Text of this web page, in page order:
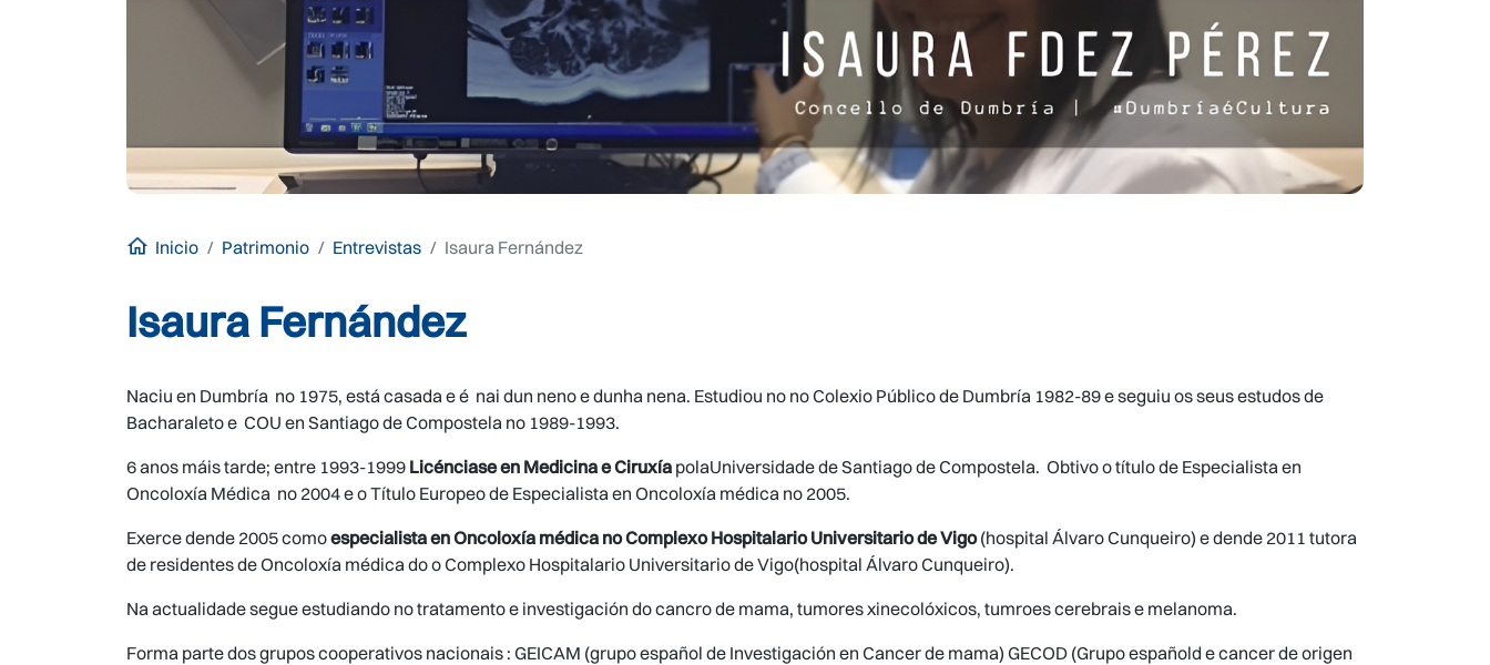
Inicio Patrimonio Entrevistas Isaura Fernández
Isaura Fernández
Naciu en Dumbría no 1975, está casada e é nai dun neno e dunha nena. Estudiou no no Colexio Público de Dumbría 1982-89 e seguiu os seus estudos de
Bacharaleto e COU en Santiago de Compostela no 1989-1993.
6 anos máis tarde; entre 1993-1999 Licénciase en Medicina e Ciruxía polaUniversidade de Santiago de Compostela. Obtivo o título de Especialista en
Oncoloxía Médica no 2004 e o Título Europeo de Especialista en Oncoloxía médica no 2005.
Exerce dende 2005 comoespecialista en Oncoloxía médica no Complexo Hospitalario Universitario de Vigo(hospital Álvaro Cunqueiro) e dende 2011 tutora
de residentes de Oncoloxía médica do o Complexo Hospitalario Universitario de Vigo(hospital Álvaro Cunqueiro).
Na actualidade segue estudiando no tratamento e investigación do cancro de mama, tumores xinecolóxicos, tumroes cerebrais e melanoma.
Forma parte dos grupos cooperativos nacionais : GEICAM (grupo español de Investigación en Cancer de mama) GECOD (Grupo españold e cancer de origen